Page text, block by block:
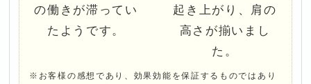
の働きが滞ってい
たようです。
起き上がり、肩の
高さが揃いまし
た。
※お客様の感想であり、効果効能を保証するものではあり